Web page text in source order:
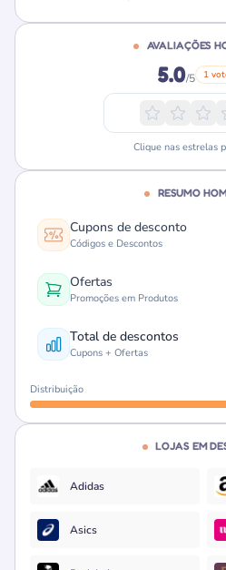
AVALIAÇÕES
5.0/5 1
Clique nas estrelas
RESUMO
Cupons de desconto
Códigos e Descontos
Ofertas
Promoções em Produtos
Total de descontos
Cupons + Ofertas
Distribuição
LOJAS EM
Adidas
Asics